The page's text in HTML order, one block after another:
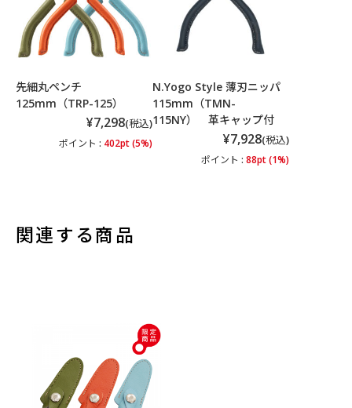
先細丸ペンチ
125mm（TRP-125）
¥7,298(税込)
ポイント : 402pt (5%)
N.Yogo Style 薄刃ニッパ
115mm（TMN-
115NY） 革キャップ付
¥7,928(税込)
ポイント : 88pt (1%)
関連する商品